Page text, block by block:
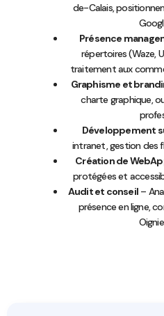
de-Calais,
Présence
répertoires (Waze,
traitement aux
Graphisme et
charte graphique,
Développement
intranet, gestion des
Création de
protégées et
Audit et conseil –
présence en ligne,